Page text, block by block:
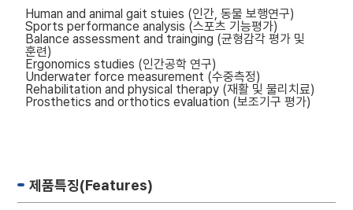
Human and animal gait stuies (인간, 동물 보행연구)
Sports performance analysis (스포츠 기능평가)
Balance assessment and trainging (균형감각 평가 및
훈련)
Ergonomics studies (인간공학 연구)
Underwater force measurement (수중측정)
Rehabilitation and physical therapy (재활 및 물리치료)
Prosthetics and orthotics evaluation (보조기구 평가)
제품특징(Features)